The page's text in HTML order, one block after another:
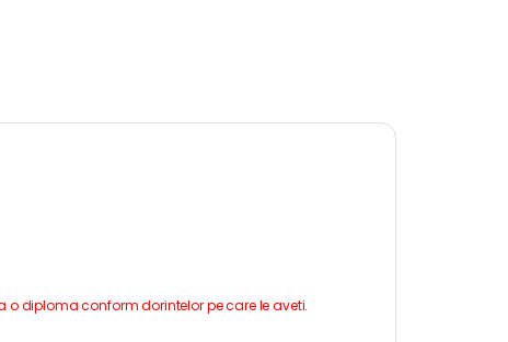
diploma conform dorintelor pe care le aveti.